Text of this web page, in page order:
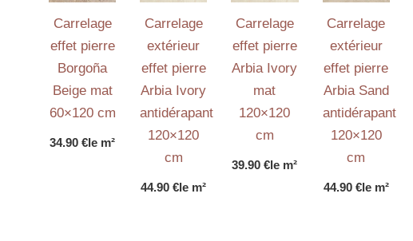
Carrelage
effet pierre
Borgoña
Beige mat
60×120 cm
34.90€le m²
Carrelage
extérieur
effet pierre
Arbia Ivory
antidérapant
120×120
cm
44.90€le m²
Carrelage
effet pierre
Arbia Ivory
mat
120×120
cm
39.90€le m²
Carrelage
extérieur
effet pierre
Arbia Sand
antidérapant
120×120
cm
44.90 €le m²